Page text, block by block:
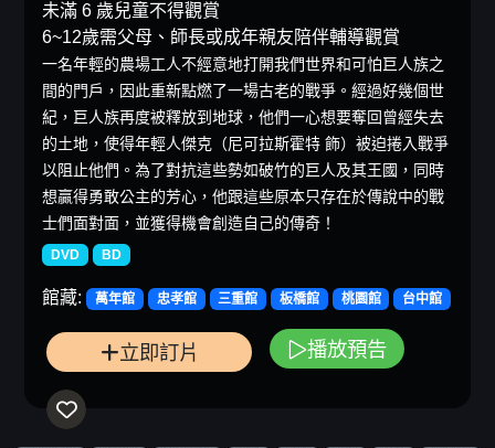
未滿 6 歲兒童不得觀賞
6~12歲需父母、師長或成年親友陪伴輔導觀賞
一名年輕的農場工人不經意地打開我們世界和可怕巨人族之
間的門戶，因此重新點燃了一場古老的戰爭。經過好幾個世
紀，巨人族再度被釋放到地球，他們一心想要奪回曾經失去
的土地，使得年輕人傑克（尼可拉斯霍特 飾）被迫捲入戰爭
以阻止他們。為了對抗這些勢如破竹的巨人及其王國，同時
想贏得勇敢公主的芳心，他跟這些原本只存在於傳說中的戰
士們面對面，並獲得機會創造自己的傳奇！
DVD BD
館藏: 萬年館 忠孝館 三重館 板橋館 桃園館 台中館
立即訂片 播放預告